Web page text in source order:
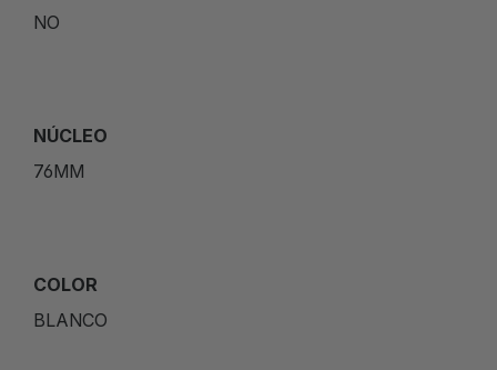
NO
NÚCLEO
76MM
COLOR
BLANCO